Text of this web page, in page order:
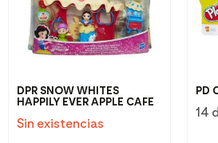
DPR SNOW WHITES
HAPPILY EVER APPLE CAFE
Sin existencias
PD
14